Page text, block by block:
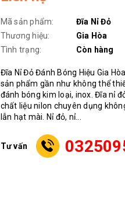
Mã sản phẩm:
Đĩa Nỉ Đỏ
Thương hiệu:
Gia Hòa
Tình trạng:
Còn hàng
Đĩa Nỉ Đỏ Đánh Bóng Hiệu Gia
sản phẩm gần như không thể
đánh bóng kim loại, inox. Đĩa nỉ
chất liệu nilon chuyên dụng
lẫn hạt mài. Nỉ đỏ, nỉ...
Tư vấn